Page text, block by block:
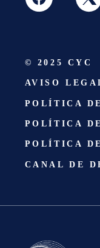
© 2025 CYC
AVISO
POLÍTICA
POLÍTICA
POLÍTICA
CANAL DE